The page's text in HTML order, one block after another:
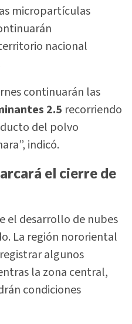
micropartículas
nacional
continuarán las
2.5 recorriendo
del polvo
indicó.
el cierre de
el desarrollo de nubes
La región nororiental
algunos
la zona central,
condiciones